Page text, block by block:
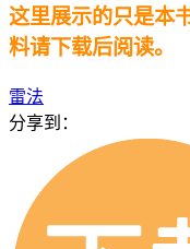
这里展示的只是本
料请下载后阅读。
雷法
分享到：